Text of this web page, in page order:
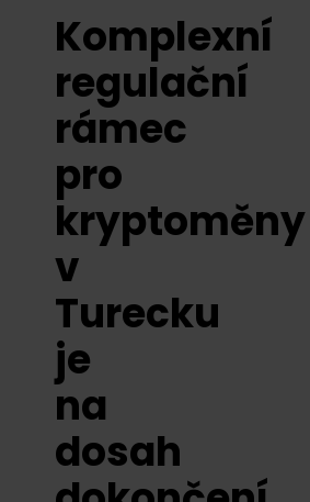
Komplexní
regulační
rámec
pro
kryptoměny
v
Turecku
je
na
dosah